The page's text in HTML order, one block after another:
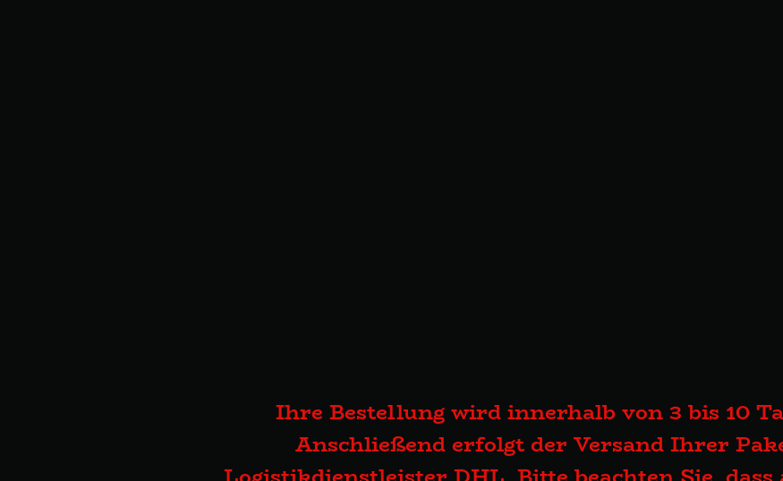
Ihre Bestellung wird innerhalb von 3 bis 10
Anschließend erfolgt der Versand Ihrer